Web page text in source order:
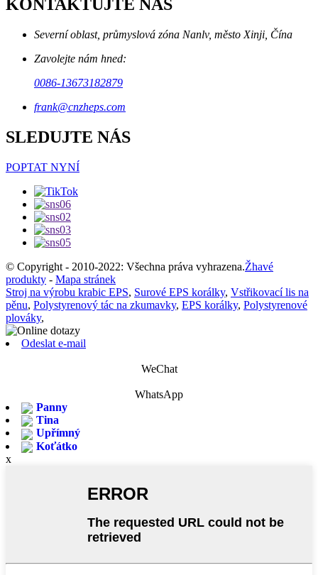
KONTAKTUJTE NÁS
Severní oblast, průmyslová zóna Nanlv, město Xinji, Čína
Zavolejte nám hned:
0086-13673182879
frank@cnzheps.com
SLEDUJTE NÁS
POPTAT NYNÍ
© Copyright - 2010-2022: Všechna práva vyhrazena.Žhavé
produkty - Mapa stránek
Stroj na výrobu krabic EPS, Surové EPS korálky, Vstřikovací lis na
pěnu, Polystyrenový tác na zkumavky, EPS korálky, Polystyrenové
plováky,
Odeslat e-mail
WeChat
WhatsApp
Panny
Tina
Upřímný
Koťátko
x